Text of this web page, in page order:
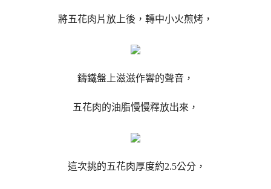
將五花肉片放上後，轉中小火煎烤，
鑄鐵盤上滋滋作響的聲音，
五花肉的油脂慢慢釋放出來，
這次挑的五花肉厚度約2.5公分，